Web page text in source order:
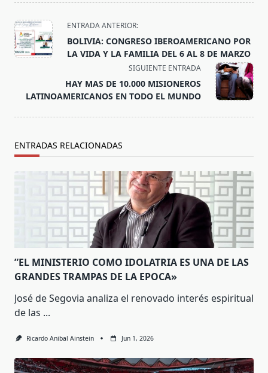
<span
class="nav-
subtitle
text">Página</span>
ENTRADA ANTERIOR:
BOLIVIA: CONGRESO IBEROAMERICANO POR
LA VIDA Y LA FAMILIA DEL 6 AL 8 DE MARZO
SIGUIENTE ENTRADA
HAY MAS DE 10.000 MISIONEROS
LATINOAMERICANOS EN TODO EL MUNDO
ENTRADAS RELACIONADAS
”EL MINISTERIO COMO IDOLATRIA ES UNA DE LAS
GRANDES TRAMPAS DE LA EPOCA»
José de Segovia analiza el renovado interés espiritual
de las ...
Ricardo Anibal Ainstein Jun 1, 2026